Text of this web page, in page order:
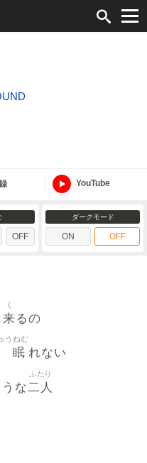
YouTube
OFF
ダークモード
ON OFF
来
く
るの
う
眠
ねむ
れない
な 二人
ふたり